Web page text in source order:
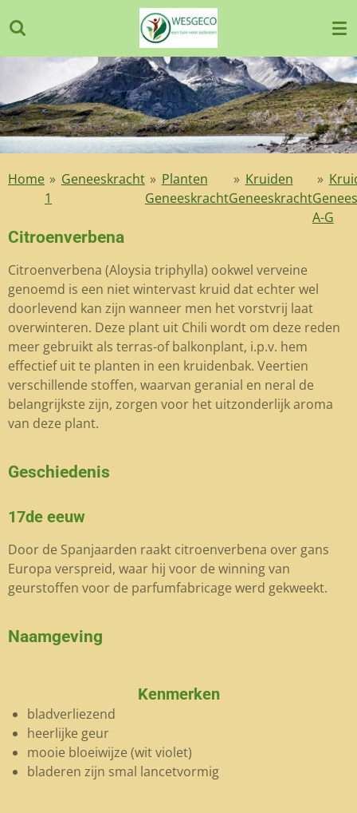
direct
naar
hoofdinhoud
Home » Geneeskracht
1
» Planten
Geneeskracht
» Kruiden
Geneeskracht
»
A-G
Citroenverbena
Citroenverbena (Aloysia triphylla) ookwel verveine
genoemd is een niet wintervast kruid dat echter wel
doorlevend kan zijn wanneer men het vorstvrij laat
overwinteren. Deze plant uit Chili wordt om deze reden
meer gebruikt als terras-of balkonplant, i.p.v. hem
effectief uit te planten in een kruidenbak. Veertien
verschillende stoffen, waarvan geranial en neral de
belangrijkste zijn, zorgen voor het uitzonderlijk aroma
van deze plant.
Geschiedenis
17de eeuw
Door de Spanjaarden raakt citroenverbena over gans
Europa verspreid, waar hij voor de winning van
geurstoffen voor de parfumfabricage werd gekweekt.
Naamgeving
Kenmerken
bladverliezend
heerlijke geur
mooie bloeiwijze (wit violet)
bladeren zijn smal lancetvormig